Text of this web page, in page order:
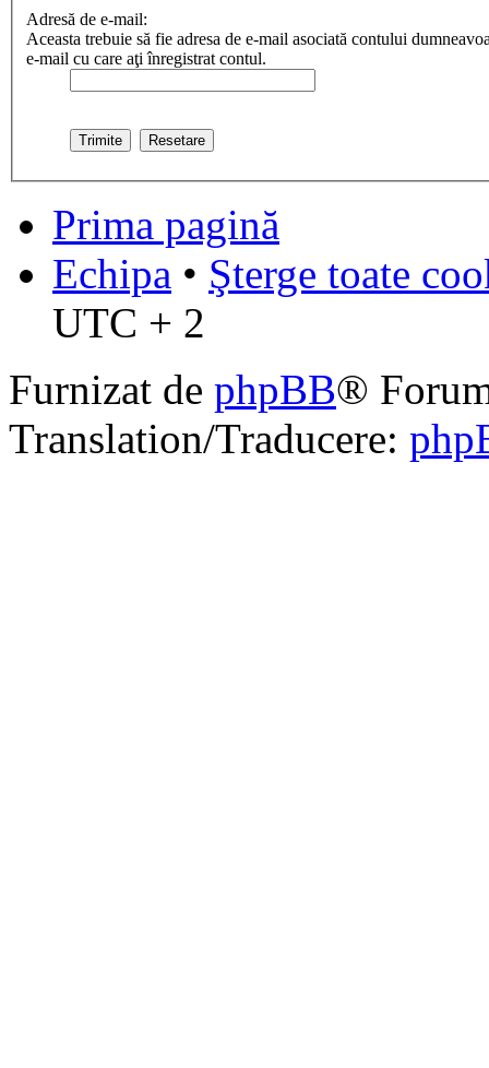
Adresă de e-mail:
Aceasta trebuie să fie adresa de e-mail asociată contului
e-mail cu care aţi înregistrat contul.
Prima pagină
Echipa • Şterge toate
UTC + 2
Furnizat de phpBB®
Translation/Traducere: